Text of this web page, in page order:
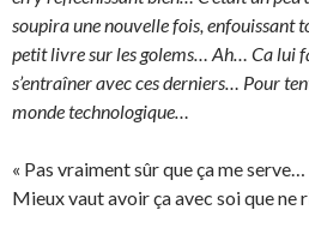
soupira une nouvelle fois, enfouissant
petit livre sur les golems… Ah… Ca lui
s’entraîner avec ces derniers… Pour
monde technologique…
« Pas vraiment sûr que ça me
Mieux vaut avoir ça avec soi que ne